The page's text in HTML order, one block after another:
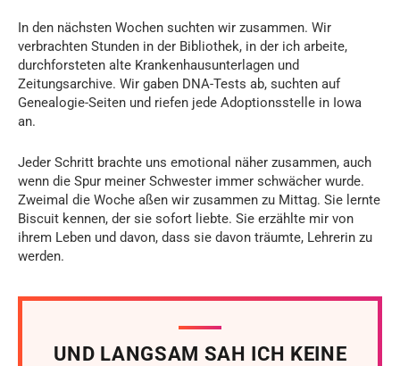
In den nächsten Wochen suchten wir zusammen. Wir
verbrachten Stunden in der Bibliothek, in der ich arbeite,
durchforsteten alte Krankenhausunterlagen und
Zeitungsarchive. Wir gaben DNA-Tests ab, suchten auf
Genealogie-Seiten und riefen jede Adoptionsstelle in Iowa
an.
Jeder Schritt brachte uns emotional näher zusammen, auch
wenn die Spur meiner Schwester immer schwächer wurde.
Zweimal die Woche aßen wir zusammen zu Mittag. Sie lernte
Biscuit kennen, der sie sofort liebte. Sie erzählte mir von
ihrem Leben und davon, dass sie davon träumte, Lehrerin zu
werden.
UND LANGSAM SAH ICH KEINE